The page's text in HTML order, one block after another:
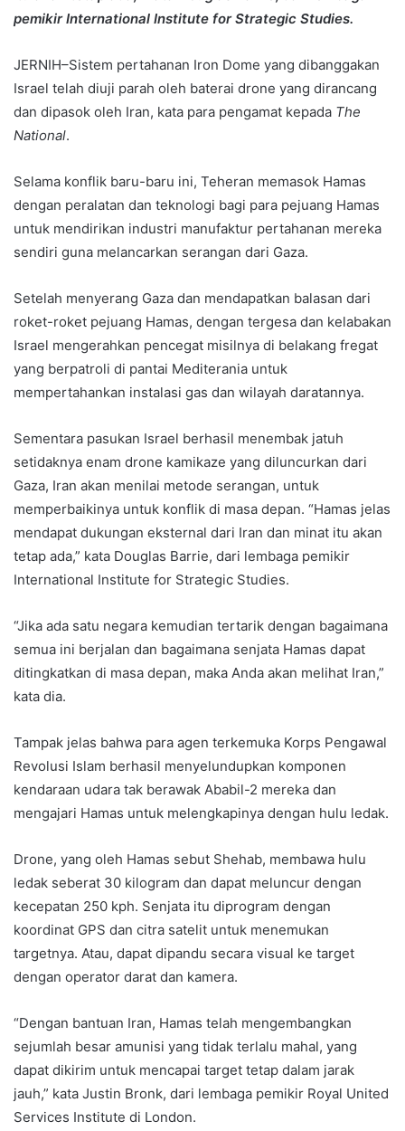
pemikir International Institute for Strategic Studies.
JERNIH–Sistem pertahanan Iron Dome yang dibanggakan
Israel telah diuji parah oleh baterai drone yang dirancang
dan dipasok oleh Iran, kata para pengamat kepada The
National.
Selama konflik baru-baru ini, Teheran memasok Hamas
dengan peralatan dan teknologi bagi para pejuang Hamas
untuk mendirikan industri manufaktur pertahanan mereka
sendiri guna melancarkan serangan dari Gaza.
Setelah menyerang Gaza dan mendapatkan balasan dari
roket-roket pejuang Hamas, dengan tergesa dan kelabakan
Israel mengerahkan pencegat misilnya di belakang fregat
yang berpatroli di pantai Mediterania untuk
mempertahankan instalasi gas dan wilayah daratannya.
Sementara pasukan Israel berhasil menembak jatuh
setidaknya enam drone kamikaze yang diluncurkan dari
Gaza, Iran akan menilai metode serangan, untuk
memperbaikinya untuk konflik di masa depan. “Hamas jelas
mendapat dukungan eksternal dari Iran dan minat itu akan
tetap ada,” kata Douglas Barrie, dari lembaga pemikir
International Institute for Strategic Studies.
“Jika ada satu negara kemudian tertarik dengan bagaimana
semua ini berjalan dan bagaimana senjata Hamas dapat
ditingkatkan di masa depan, maka Anda akan melihat Iran,”
kata dia.
Tampak jelas bahwa para agen terkemuka Korps Pengawal
Revolusi Islam berhasil menyelundupkan komponen
kendaraan udara tak berawak Ababil-2 mereka dan
mengajari Hamas untuk melengkapinya dengan hulu ledak.
Drone, yang oleh Hamas sebut Shehab, membawa hulu
ledak seberat 30 kilogram dan dapat meluncur dengan
kecepatan 250 kph. Senjata itu diprogram dengan
koordinat GPS dan citra satelit untuk menemukan
targetnya. Atau, dapat dipandu secara visual ke target
dengan operator darat dan kamera.
“Dengan bantuan Iran, Hamas telah mengembangkan
sejumlah besar amunisi yang tidak terlalu mahal, yang
dapat dikirim untuk mencapai target tetap dalam jarak
jauh,” kata Justin Bronk, dari lembaga pemikir Royal United
Services Institute di London.